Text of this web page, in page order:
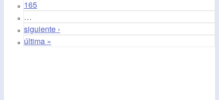
165
…
siguiente ›
última »